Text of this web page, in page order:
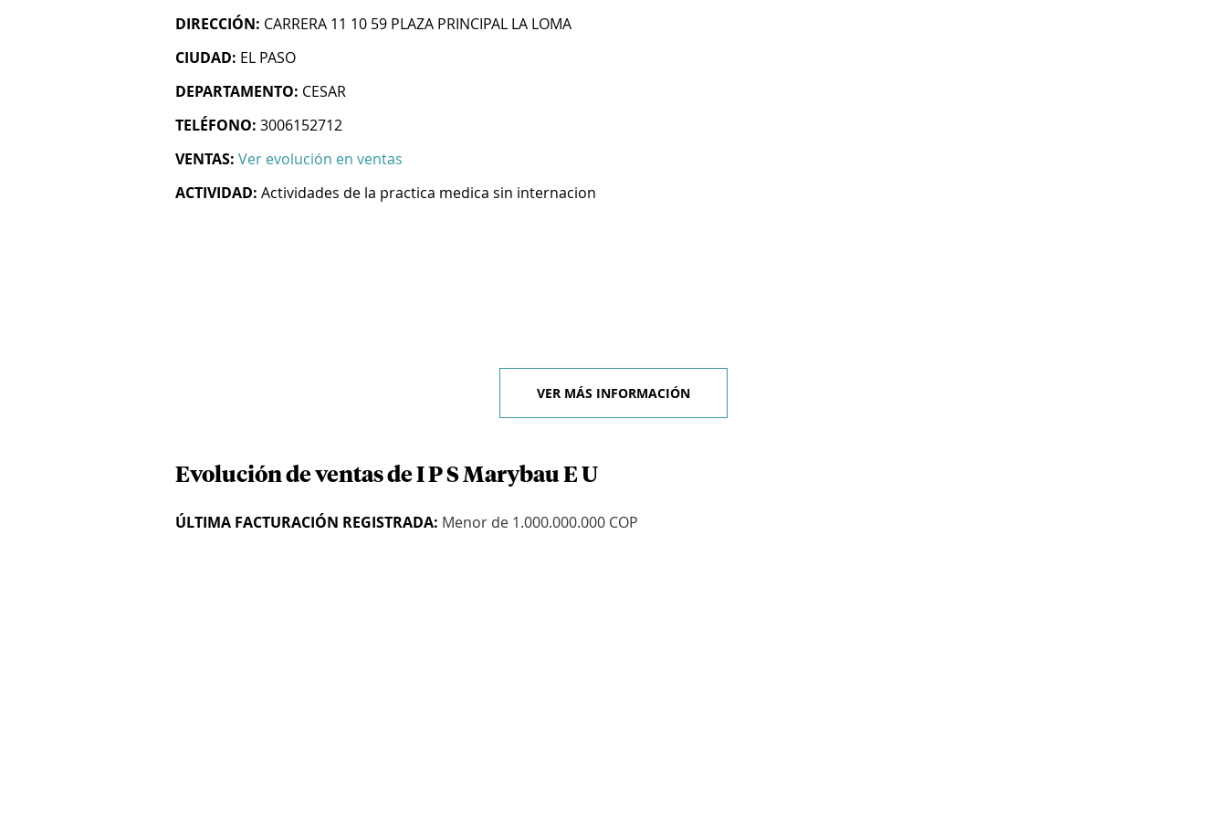
DIRECCIÓN: CARRERA 11 10 59 PLAZA PRINCIPAL LA LOMA
CIUDAD: EL PASO
DEPARTAMENTO: CESAR
TELÉFONO: 3006152712
VENTAS: Ver evolución en ventas
ACTIVIDAD: Actividades de la practica medica sin internacion
VER MÁS INFORMACIÓN
Evolución de ventas de I P S Marybau E U
ÚLTIMA FACTURACIÓN REGISTRADA: Menor de 1.000.000.000 COP